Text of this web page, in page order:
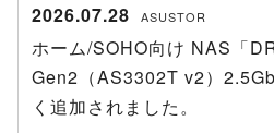
2026.07.28 ASUSTOR
ホーム/SOHO向け NAS「
Gen2（AS3302T v2）
く追加されました。